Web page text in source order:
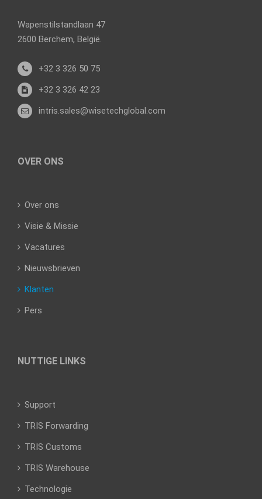
Wapenstilstandlaan 47
2600 Berchem, België.
+32 3 326 50 75
+32 3 326 42 23
intris.sales@wisetechglobal.com
OVER ONS
Over ons
Visie & Missie
Vacatures
Nieuwsbrieven
Klanten
Pers
NUTTIGE LINKS
Support
TRIS Forwarding
TRIS Customs
TRIS Warehouse
Technologie